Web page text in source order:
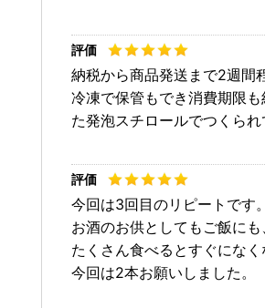
納税から商品発送まで2週間
冷凍で保管もでき消費期限
た発泡スチロールでつくら
今回は3回目のリピートです。
お酒のお供としてもご飯にも
たくさん食べるとすぐにな
今回は2本お願いしました。